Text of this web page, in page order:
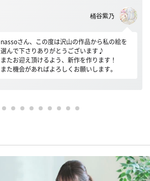
桶谷紫乃
nassoさん、この度は沢山の作品から私の絵を
選んで下さりありがとうございます♪
またお迎え頂けるよう、新作を作ります！
また機会があればよろしくお願いします。